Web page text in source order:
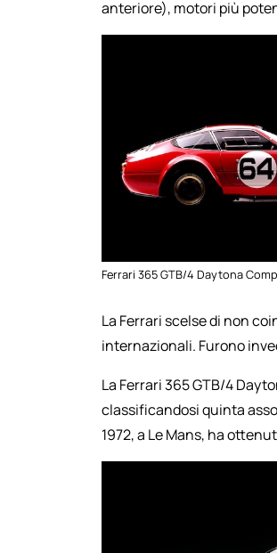
anteriore), motori più
Ferrari 365 GTB/4 Daytona
La Ferrari scelse di non
internazionali. Furono
La Ferrari 365 GTB/4
classificandosi quinta
1972, a Le Mans, ha